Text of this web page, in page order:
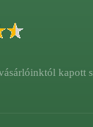
kapott